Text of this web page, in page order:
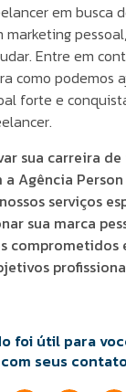
em busca
Entre em
como podemos
forte e
sua carreira
Agência
serviços
sua marca
foi útil para
com seus